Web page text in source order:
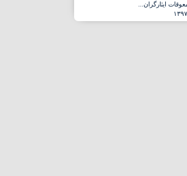
ایثارگران...